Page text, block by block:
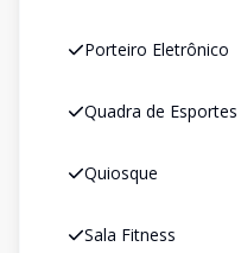
Porteiro Eletrônico
Quadra de Esportes
Quiosque
Sala Fitness